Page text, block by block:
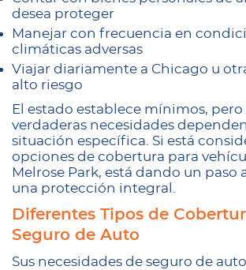
desea proteger
Manejar con frecuencia en
climáticas adversas
Viajar diariamente a Chicago u
alto riesgo
El estado establece mínimos, pero
verdaderas necesidades
situación específica. Si está
opciones de cobertura para
Melrose Park, está dando un paso
una protección integral.
Diferentes Tipos de
Seguro de Auto
Sus necesidades de seguro de